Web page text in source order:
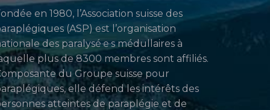
en 1980, l’Association suisse des
(ASP) est l’organisation
des paralysé·e·s médullaires à
plus de 8300 membres sont affiliés.
du Groupe suisse pour
elle défend les intérêts des
atteintes de paraplégie et de